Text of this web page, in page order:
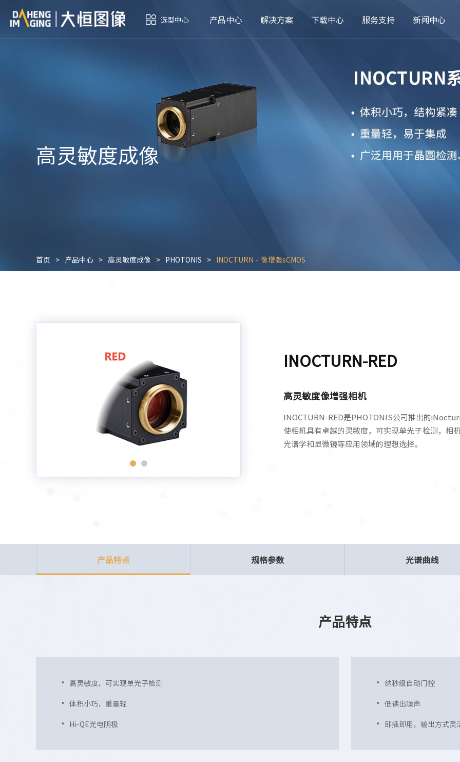
选型中心 产品中心 解决方案 下载中心 服务支持 新闻中心
高灵敏度成像
首页 > 产品中心 > 高灵敏度成像 > PHOTONIS > INOCTURN - 像增强sCMOS
INOCTURN-RED
高灵敏度像增强相机
INOCTURN-RED是PHOTONIS公司推出的
使相机具有卓越的灵敏度，可实现单光子检测，相
光谱学和显微镜等应用领域的理想选择。
产品特点 规格参数 光谱曲线
产品特点
高灵敏度，可实现单光子检测
体积小巧，重量轻
Hi-QE光电阴极
纳秒级自动门控
低读出噪声
即插即用，输出方式灵